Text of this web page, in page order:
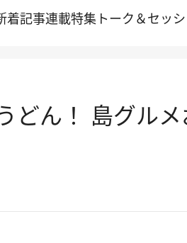
着記事連載特集 トーク＆セッ
どん！ 島グル